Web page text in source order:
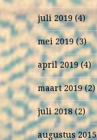
juli 2019(4)
mei 2019(3)
april 2019(4)
maart 2019(2)
juli 2018(2)
augustus 2015